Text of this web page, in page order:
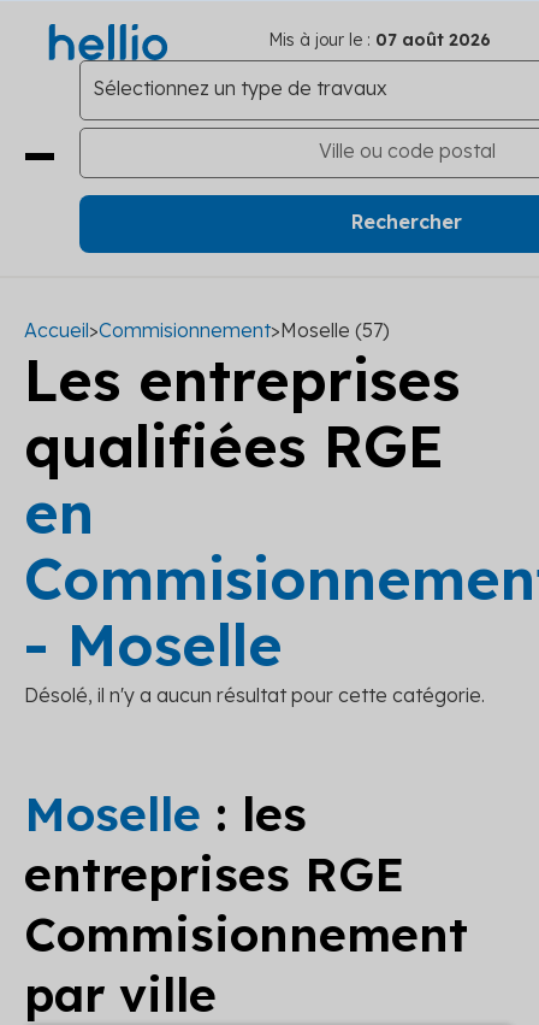
Mis à jour le : 07 août 2026
Accueil>Commisionnement>Moselle (57)
Les entreprises
qualifiées RGE
en
- Moselle
Désolé, il n'y a aucun résultat pour cette catégorie.
Moselle : les
entreprises RGE
Commisionnement
par ville